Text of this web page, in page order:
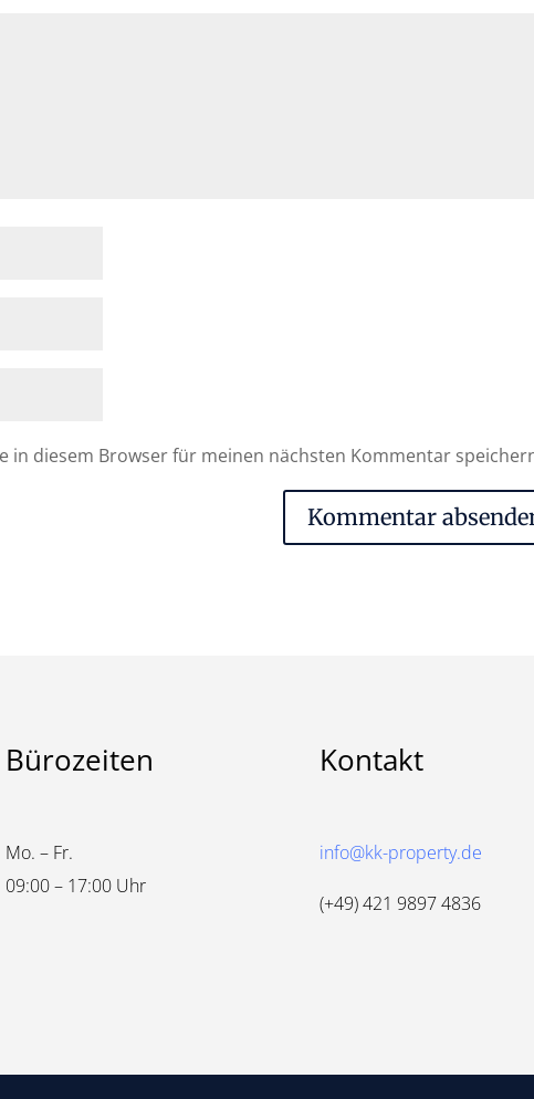
in diesem Browser für meinen nächsten Kommentar
Bürozeiten
Mo. – Fr.
09:00 – 17:00 Uhr
Kontakt
info@kk-property.de
(+49) 421 9897 4836